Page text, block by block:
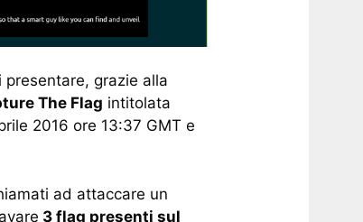
grazie alla
The Flag intitolata
2016 ore 13:37 GMT e
ad attaccare un
3 flag presenti sul